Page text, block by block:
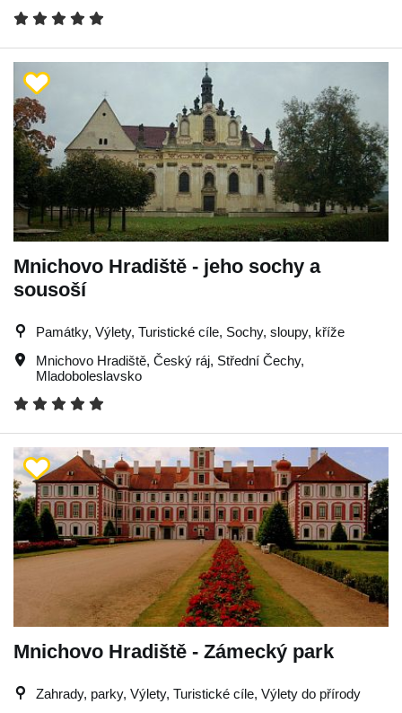
Mnichovo Hradiště - jeho sochy a
sousoší
Památky, Výlety, Turistické cíle, Sochy, sloupy, kříže
Mnichovo Hradiště, Český ráj, Střední Čechy,
Mladoboleslavsko
Mnichovo Hradiště - Zámecký park
Zahrady, parky, Výlety, Turistické cíle, Výlety do přírody